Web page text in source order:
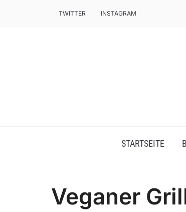
TWITTER INSTAGRAM
STARTSEITE
Veganer